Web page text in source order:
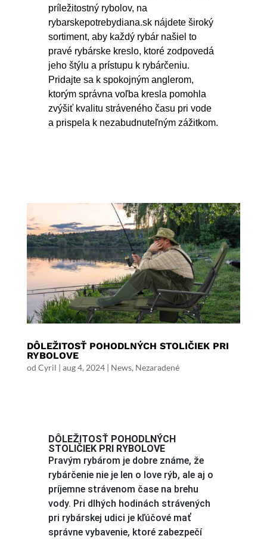
príležitostný rybolov, na
rybarskepotrebydiana.sk nájdete široký
sortiment, aby každý rybár našiel to
pravé rybárske kreslo, ktoré zodpovedá
jeho štýlu a prístupu k rybárčeniu.
Pridajte sa k spokojným anglerom,
ktorým správna voľba kresla pomohla
zvýšiť kvalitu stráveného času pri vode
a prispela k nezabudnuteľným zážitkom.
DÔLEŽITOSŤ POHODLNÝCH STOLIČIEK PRI
RYBOLOVE
od Cyril | aug 4, 2024| News, Nezaradené
DÔLEŽITOSŤ POHODLNÝCH
STOLIČIEK PRI RYBOLOVE
Pravým rybárom je dobre známe, že
rybárčenie nie je len o love rýb, ale aj o
príjemne strávenom čase na brehu
vody. Pri dlhých hodinách strávených
pri rybárskej udici je kľúčové mať
správne vybavenie, ktoré zabezpečí